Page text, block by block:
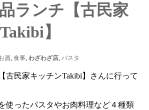
ランチ【古民家
】
酒,食事,わざわざ店,パスタ
古民家キッチンTakibi】さんに行って
使ったパスタやお肉料理など４種類